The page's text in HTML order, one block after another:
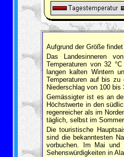
Aufgrund der Größe
Das Landesinneren
Temperaturen von 32
langen kalten Wintern
Temperaturen auf bis zu
Niederschlag von 100
Gemässigter ist es an
Höchstwerte in den
regenreicher als im
täglich, selbst im
Die touristische
sind die bekanntesten
vorbuchen. Im Mai und
Sehenswürdigkeiten in